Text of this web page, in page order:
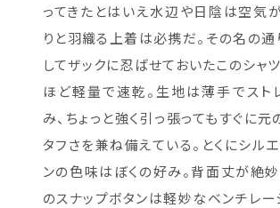
ってきたとはいえ水辺や日陰は空気が
りと羽織る上着は必携だ。その名の通
してザックに忍ばせておいたこのシャ
ほど軽量で速乾。生地は薄手でスト
み、ちょっと強く引っ張ってもすぐに
タフさを兼ね備えている。とくにシル
ンの色味はぼくの好み。背面丈が絶妙
のスナップボタンは軽妙なベンチレー